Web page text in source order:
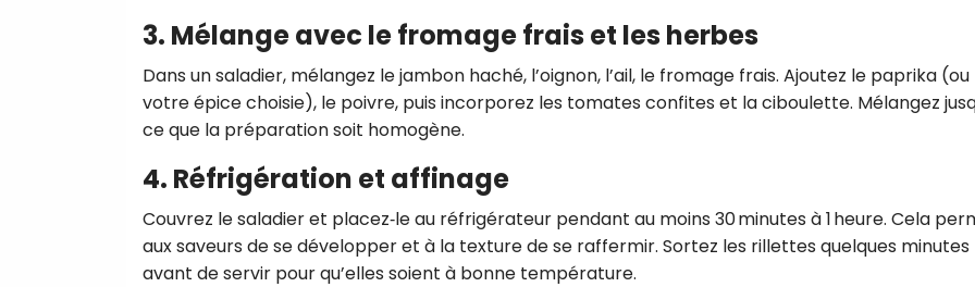
3. Mélange avec le fromage frais et les herbes
Dans un saladier, mélangez le jambon haché, l’oignon, l’ail, le fromage frais. Ajoutez le paprika (ou
votre épice choisie), le poivre, puis incorporez les tomates confites et la ciboulette. Mélangez
ce que la préparation soit homogène.
4. Réfrigération et affinage
Couvrez le saladier et placez‑le au réfrigérateur pendant au moins 30 minutes à 1 heure. Cela
aux saveurs de se développer et à la texture de se raffermir. Sortez les rillettes quelques minutes
avant de servir pour qu’elles soient à bonne température.